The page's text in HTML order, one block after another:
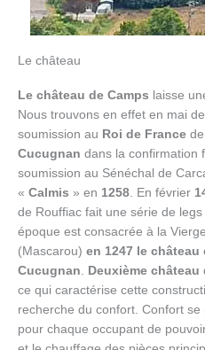
Le château
Le château de Camps laisse
Nous trouvons en effet en mai
soumission au Roi de France de
Cucugnan dans la confirmation
soumission au Sénéchal de
« Calmis » en 1258 . En février
de Rouffiac fait une série de legs
époque est consacrée à la
(Mascarou) en 1247 le château
Cucugnan
Deuxième château
ce qui caractérise cette
recherche du confort. Confort
pour chaque occupant de